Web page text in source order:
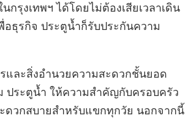
รุงเทพฯ ได้โดยไม่ต้องเสียเวลาเดิน
อธุรกิจ ประตูน้ำก็รับประกันความ
และสิ่งอำนวยความสะดวกชั้นยอด
ประตูน้ำ ให้ความสำคัญกับครอบครัว
ดวกสบายสำหรับแขกทุกวัย นอกจากนี้